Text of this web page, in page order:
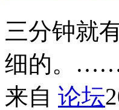
三分钟就
细的。
来自 论坛